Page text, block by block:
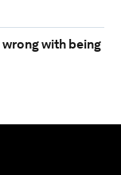
with being